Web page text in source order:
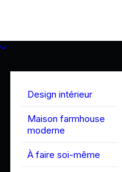
Design intérieur
Maison farmhouse
moderne
À faire soi-même